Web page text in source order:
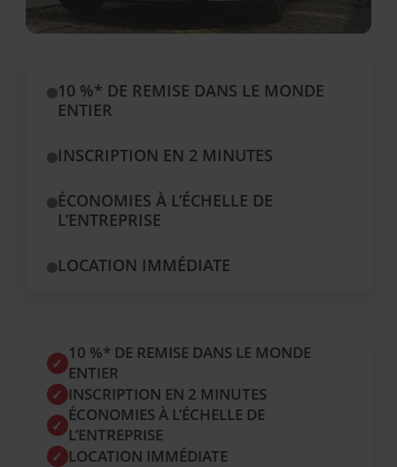
10 %* DE REMISE DANS LE MONDE
ENTIER
INSCRIPTION EN 2 MINUTES
ÉCONOMIES À L’ÉCHELLE DE
L’ENTREPRISE
LOCATION IMMÉDIATE
✓
10 %* DE REMISE DANS LE MONDE
ENTIER
✓ INSCRIPTION EN 2 MINUTES
✓
ÉCONOMIES À L’ÉCHELLE DE
L’ENTREPRISE
✓ LOCATION IMMÉDIATE